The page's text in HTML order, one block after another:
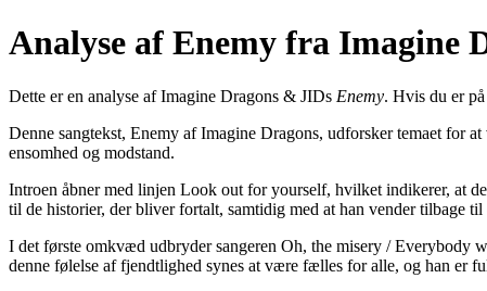
Analyse af Enemy fra Imagine
Dette er en analyse af Imagine Dragons & JIDs Enemy. Hvis du er
Denne sangtekst, Enemy af Imagine Dragons, udforsker temaet for
ensomhed og modstand.
Introen åbner med linjen Look out for yourself, hvilket indikerer, at
til de historier, der bliver fortalt, samtidig med at han vender tilbage
I det første omkvæd udbryder sangeren Oh, the misery / Everybody
denne følelse af fjendtlighed synes at være fælles for alle, og han er